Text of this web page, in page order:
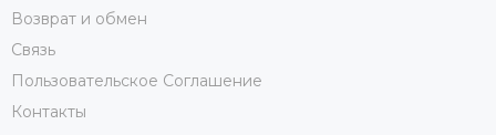
Возврат и обмен
Связь
Пользовательское Соглашение
Контакты